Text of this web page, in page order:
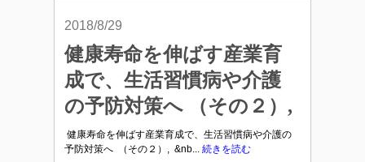
2018/8/29
健康寿命を伸ばす産業育
成で、生活習慣病や介護
の予防対策へ （その２）,
健康寿命を伸ばす産業育成で、生活習慣病や介護の
予防対策へ （その２）, &nb... 続きを読む